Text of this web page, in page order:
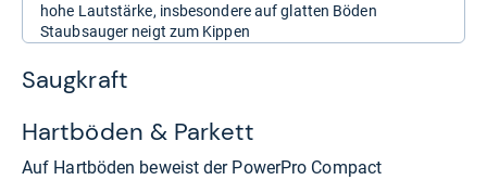
hohe Lautstärke, insbesondere auf glatten Böden
Staubsauger neigt zum Kippen
Saugkraft
Hartböden & Parkett
Auf Hartböden beweist der PowerPro Compact